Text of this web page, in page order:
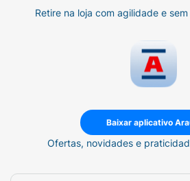
Retire na loja com agilidade e
Baixar aplicativo
Ofertas, novidades e